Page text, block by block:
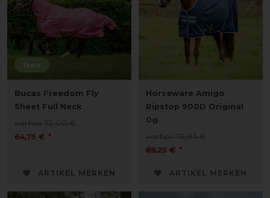
Neu
Bucas Freedom Fly
Sheet Full Neck
vorher 72,00 €
64,75 € *
ARTIKEL MERKEN
Horseware Amigo
Ripstop 900D Original
0g
vorher 76,95 €
69,25 € *
ARTIKEL MERKEN